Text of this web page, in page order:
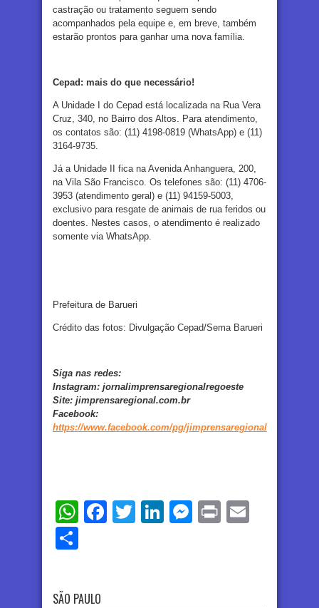
castração ou tratamento seguem sendo
acompanhados pela equipe e, em breve, também
estarão prontos para ganhar uma nova família.
Cepad: mais do que necessário!
A Unidade I do Cepad está localizada na Rua Vera
Cruz, 340, no Bairro dos Altos. Para atendimento,
os contatos são: (11) 4198-0819 (WhatsApp) e (11)
3164-9735.
Já a Unidade II fica na Avenida Anhanguera, 200,
na Vila São Francisco. Os telefones são: (11) 4706-
3953 (atendimento geral) e (11) 94159-5003,
exclusivo para resgate de animais de rua feridos ou
doentes. Nestes casos, o atendimento é realizado
somente via WhatsApp.
Prefeitura de Barueri
Crédito das fotos: Divulgação Cepad/Sema Barueri
Siga nas redes:
Instagram: jornalimprensaregionalregoeste
Site: jimprensaregional.com.br
Facebook:
https://www.facebook.com/pg/jimprensaregional
WhatsApp
Facebook
Twitter
LinkedIn
Messenger
Print
SÃO PAULO